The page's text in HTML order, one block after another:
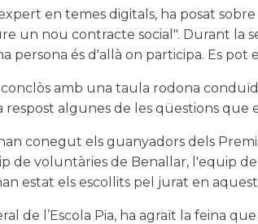
en temes digitals, ha posat
un nou contracte social". Durant la
persona és d'allà on participa. Es
amb una taula rodona
respost algunes de les qüestions
conegut els guanyadors dels
de voluntàries de Benallar, l'equip
estat els escollits pel jurat en
de l’Escola Pia, ha agraït la feina